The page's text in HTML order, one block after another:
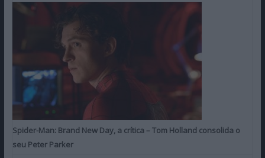
Spider-Man: Brand New Day, a crítica – Tom Holland consolida o
seu Peter Parker